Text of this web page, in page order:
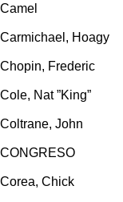
Camel
Carmichael, Hoagy
Chopin, Frederic
Cole, Nat ”King”
Coltrane, John
CONGRESO
Corea, Chick